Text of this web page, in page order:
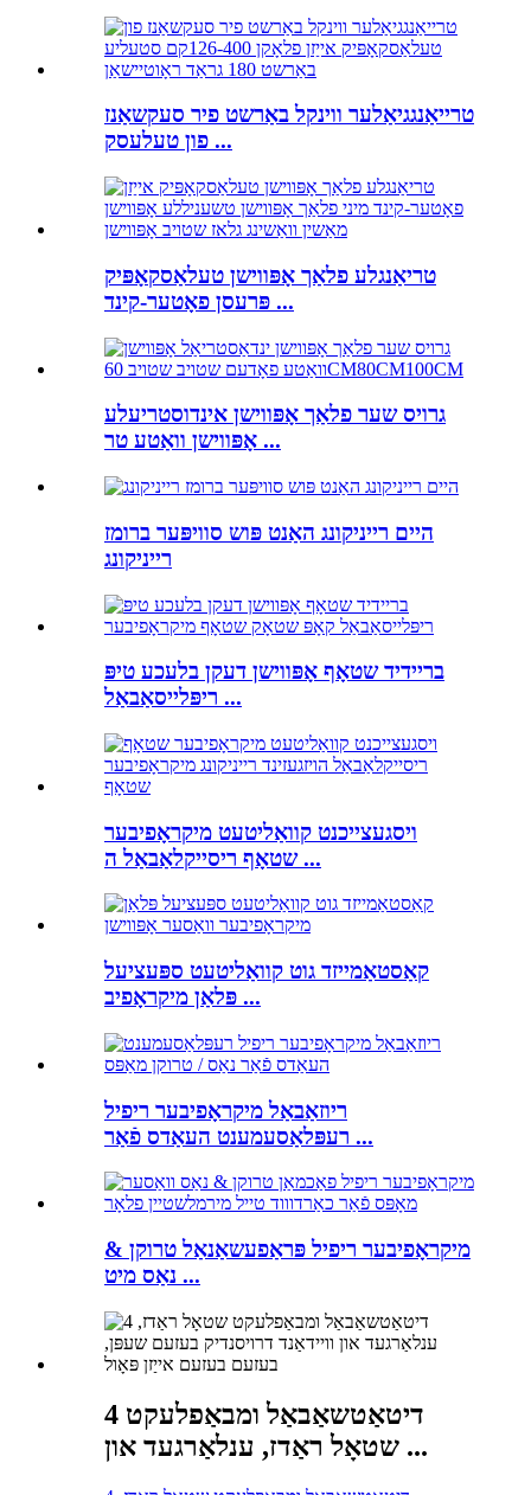
טרייאַנגגיאַלער ווינקל באַרשט פיר סעקשאַנז
פון טעלעסק ...
טריאַנגלע פלאַך אָפּווישן טעלאַסקאָפּיק
פּרעסן פאָטער-קינד ...
גרויס שער פלאַך אָפּווישן אינדוסטריעלע
אָפּווישן וואַטע טר ...
היים רייניקונג האַנט פּוש סוויפּער ברומז
רייניקונג
בריידיד שטאָף אָפּווישן דעקן בלעכע טיפּ
ריפּלייסאַבאַל ...
ויסגעצייכנט קוואַליטעט מיקראָפיבער
שטאָף ריסייקלאַבאַל ה ...
קאַסטאַמייזד גוט קוואַליטעט ספּעציעל
פּלאַן מיקראָפיב ...
ריוזאַבאַל מיקראָפיבער ריפיל
רעפּלאַסעמענט העאַדס פֿאַר ...
מיקראָפיבער ריפיל פּראַפעשאַנאַל טרוקן &
נאַס מיט ...
4 דיטאַטשאַבאַל ומבאַפלעקט
שטאָל ראַדז, ענלאַרגעד און ...